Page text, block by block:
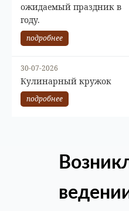
ожидаемый праздник в
году.
подробнее
30-07-2026
Кулинарный кружок
подробнее